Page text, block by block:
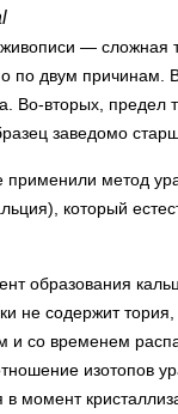
— сложная
по двум
Во-вторых, предел
заведомо
метод
который
образования
не содержит
и со временем
изотопов
в момент